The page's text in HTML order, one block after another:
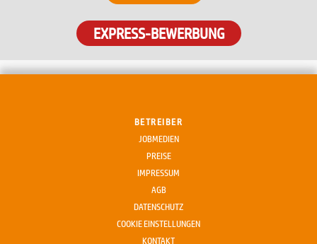
EXPRESS-BEWERBUNG
BETREIBER
JOBMEDIEN
PREISE
IMPRESSUM
AGB
DATENSCHUTZ
COOKIE EINSTELLUNGEN
KONTAKT